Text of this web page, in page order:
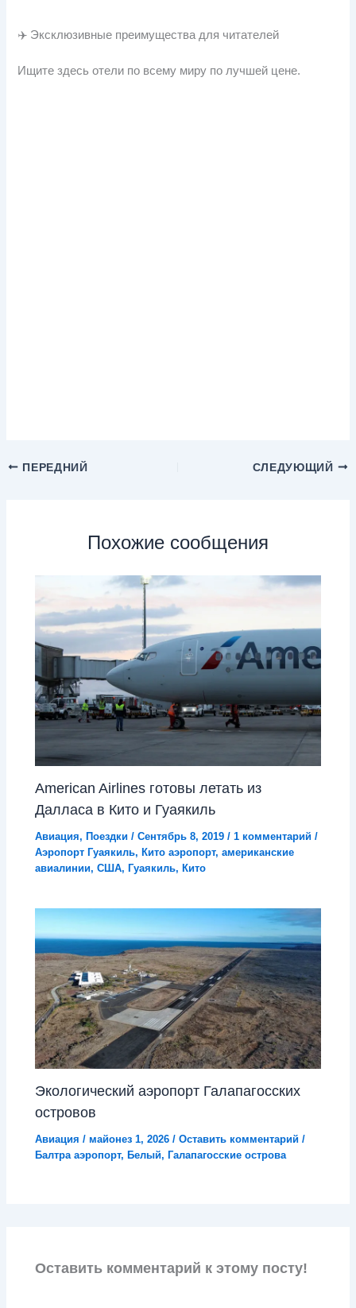
✈️ Эксклюзивные преимущества для читателей
Ищите здесь отели по всему миру по лучшей цене.
ПЕРЕДНИЙ СЛЕДУЮЩИЙ
Похожие сообщения
American Airlines готовы летать из
Далласа в Кито и Гуаякиль
Авиация, Поездки /Сентябрь 8, 2019/1 комментарий /
Аэропорт Гуаякиль, Кито аэропорт,американские
авиалинии,США, Гуаякиль, Кито
Экологический аэропорт Галапагосских
островов
Авиация /майонез 1, 2026/Оставить комментарий /
Балтра аэропорт, Белый, Галапагосские острова
Оставить комментарий к этому посту!